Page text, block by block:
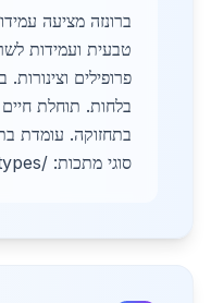
ברונזה מציעה
טבעית ועמידות
פרופילים
בתחזוקה. עומדת
סוגי מתכות: /metal-types. (92 מילים)